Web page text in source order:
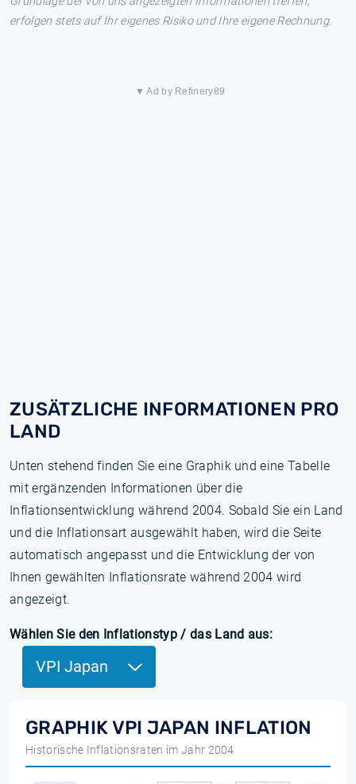
erfolgen stets auf Ihr eigenes Risiko und Ihre eigene Rechnung.
▼ Ad by Refinery89
ZUSÄTZLICHE INFORMATIONEN PRO
LAND
Unten stehend finden Sie eine Graphik und eine Tabelle
mit ergänzenden Informationen über die
Inflationsentwicklung während 2004. Sobald Sie ein Land
und die Inflationsart ausgewählt haben, wird die Seite
automatisch angepasst und die Entwicklung der von
Ihnen gewählten Inflationsrate während 2004 wird
angezeigt.
Wählen Sie den Inflationstyp / das Land aus:
VPI Japan
GRAPHIK VPI JAPAN INFLATION
Historische Inflationsraten im Jahr 2004